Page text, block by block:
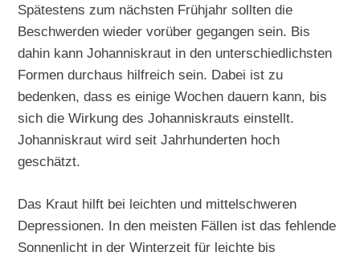
Spätestens zum nächsten Frühjahr sollten die
Beschwerden wieder vorüber gegangen sein. Bis
dahin kann Johanniskraut in den unterschiedlichsten
Formen durchaus hilfreich sein. Dabei ist zu
bedenken, dass es einige Wochen dauern kann, bis
sich die Wirkung des Johanniskrauts einstellt.
Johanniskraut wird seit Jahrhunderten hoch
geschätzt.
Das Kraut hilft bei leichten und mittelschweren
Depressionen. In den meisten Fällen ist das fehlende
Sonnenlicht in der Winterzeit für leichte bis